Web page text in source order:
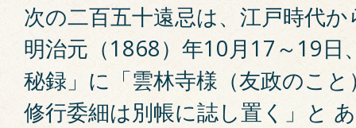
次の二百五十遠忌は、江戸時代
明治元（1868）年10月17～19日
秘録」に「雲林寺様（友政のこ
修行委細は別帳に誌し置く」と